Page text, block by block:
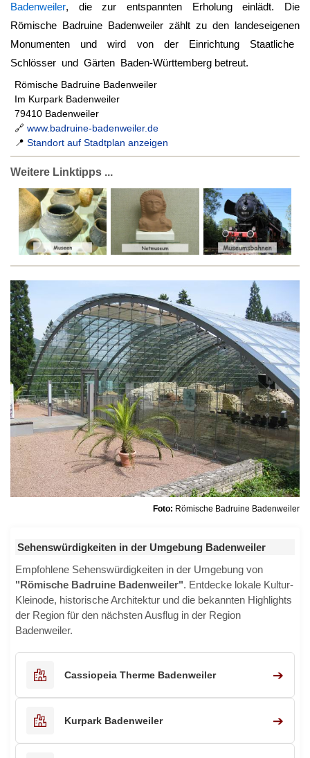
Badenweiler, die zur entspannten Erholung einlädt. Die
Römische Badruine Badenweiler zählt zu den landeseigenen
Monumenten und wird von der Einrichtung Staatliche
Schlösser und Gärten Baden-Württemberg betreut.
Römische Badruine Badenweiler
Im Kurpark Badenweiler
79410 Badenweiler
🔗 www.badruine-badenweiler.de
📍 Standort auf Stadtplan anzeigen
Weitere Linktipps ...
Foto: Römische Badruine Badenweiler
Sehenswürdigkeiten in der Umgebung Badenweiler
Empfohlene Sehenswürdigkeiten in der Umgebung von
"Römische Badruine Badenweiler". Entdecke lokale Kultur-
Kleinode, historische Architektur und die bekannten Highlights
der Region für den nächsten Ausflug in der Region
Badenweiler.
Cassiopeia Therme Badenweiler ➔
Kurpark Badenweiler ➔